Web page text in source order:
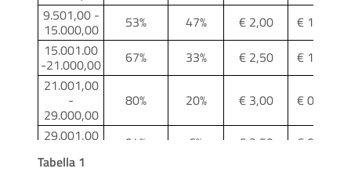
9.501,00 -
15.000,00 53% 47% € 2,00 € 1,74
15.001.00
-21.000,00 67% 33% € 2,50 € 1,24
21.001,00
-
29.000,00
80% 20% € 3,00 € 0,74
29.001,00
94% 6% € 3,50 € 0,24
Tabella 1